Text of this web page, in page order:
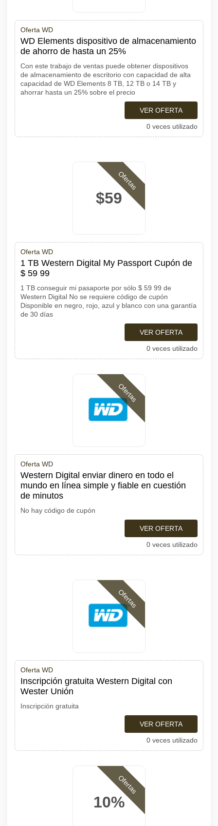
Oferta WD
WD Elements dispositivo de almacenamiento
de ahorro de hasta un 25%
Con este trabajo de ventas puede obtener dispositivos
de almacenamiento de escritorio con capacidad de alta
capacidad de WD Elements 8 TB, 12 TB o 14 TB y
ahorrar hasta un 25% sobre el precio
VER OFERTA
0 veces utilizado
$59
Ofertas
Oferta WD
1 TB Western Digital My Passport Cupón de
$ 59 99
1 TB conseguir mi pasaporte por sólo $ 59 99 de
Western Digital No se requiere código de cupón
Disponible en negro, rojo, azul y blanco con una garantía
de 30 días
VER OFERTA
0 veces utilizado
Ofertas
Oferta WD
Western Digital enviar dinero en todo el
mundo en línea simple y fiable en cuestión
de minutos
No hay código de cupón
VER OFERTA
0 veces utilizado
Ofertas
Oferta WD
Inscripción gratuita Western Digital con
Wester Unión
Inscripción gratuita
VER OFERTA
0 veces utilizado
10%
Ofertas